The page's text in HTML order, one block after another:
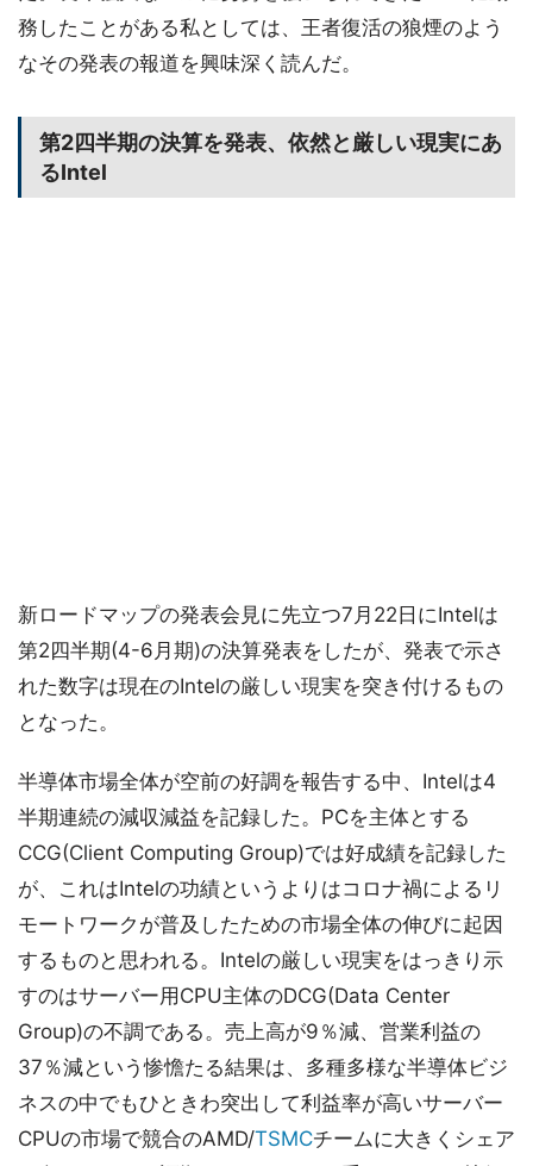
務したことがある私としては、王者復活の狼煙のよう
なその発表の報道を興味深く読んだ。
第2四半期の決算を発表、依然と厳しい現実にあ
るIntel
新ロードマップの発表会見に先立つ7月22日にIntelは
第2四半期(4-6月期)の決算発表をしたが、発表で示さ
れた数字は現在のIntelの厳しい現実を突き付けるもの
となった。
半導体市場全体が空前の好調を報告する中、Intelは4
半期連続の減収減益を記録した。PCを主体とする
CCG(Client Computing Group)では好成績を記録した
が、これはIntelの功績というよりはコロナ禍によるリ
モートワークが普及したための市場全体の伸びに起因
するものと思われる。Intelの厳しい現実をはっきり示
すのはサーバー用CPU主体のDCG(Data Center
Group)の不調である。売上高が9％減、営業利益の
37％減という惨憺たる結果は、多種多様な半導体ビジ
ネスの中でもひときわ突出して利益率が高いサーバー
CPUの市場で競合のAMD/TSMCチームに大きくシェア